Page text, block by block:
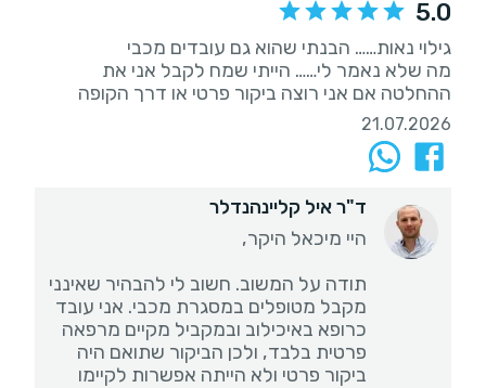
5.0
מה שלא נאמר לי…… הייתי שמח לקבל אני את
ההחלטה אם אני רוצה ביקור פרטי או דרך הקופה
21.07.2026
ד"ר איל קליינהנדלר
תודה על המשוב. חשוב לי להבהיר שאינני
מקבל מטופלים במסגרת מכבי. אני עובד
כרופא באיכילוב ובמקביל מקיים מרפאה
פרטית בלבד, ולכן הביקור שתואם היה
ביקור פרטי ולא הייתה אפשרות לקיימו